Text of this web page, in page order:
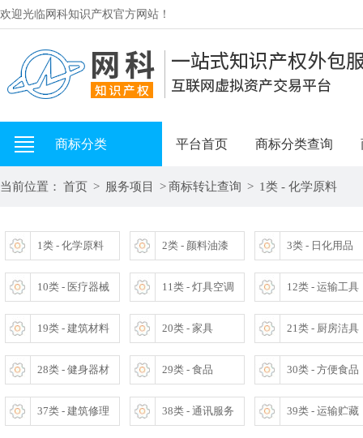
欢迎光临网科知识产权官方网站！
商标分类 平台首页 商标分类查询
当前位置： 首页 > 服务项目 >商标转让查询 > 1类 - 化学原料
1类 - 化学原料 2类 - 颜料油漆 3类 - 日化用品
10类 - 医疗器械 11类 - 灯具空调 12类 - 运输工具
19类 - 建筑材料 20类 - 家具 21类 - 厨房洁具
28类 - 健身器材 29类 - 食品 30类 - 方便食品
37类 - 建筑修理 38类 - 通讯服务 39类 - 运输贮藏